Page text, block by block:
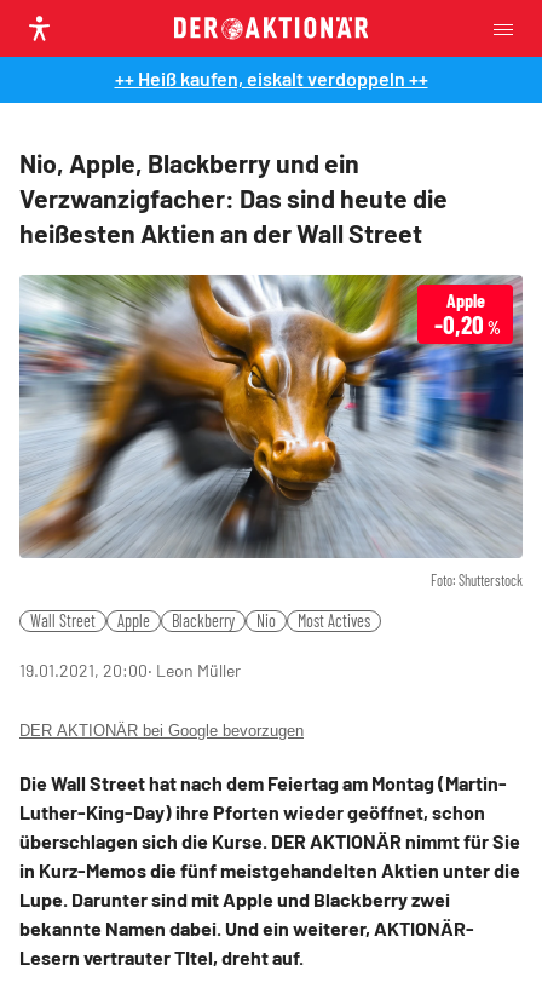
++ Heiß kaufen, eiskalt verdoppeln ++
Nio, Apple, Blackberry und ein
Verzwanzigfacher: Das sind heute die
heißesten Aktien an der Wall Street
Foto: Shutterstock
Apple
-0,20 %
Wall Street Apple Blackberry Nio Most Actives
19.01.2021, 20:00‧ Leon Müller
DER AKTIONÄR bei Google bevorzugen
Die Wall Street hat nach dem Feiertag am Montag (Martin-
Luther-King-Day) ihre Pforten wieder geöffnet, schon
überschlagen sich die Kurse. DER AKTIONÄR nimmt für Sie
in Kurz-Memos die fünf meistgehandelten Aktien unter die
Lupe. Darunter sind mit Apple und Blackberry zwei
bekannte Namen dabei. Und ein weiterer, AKTIONÄR-
Lesern vertrauter TItel, dreht auf.